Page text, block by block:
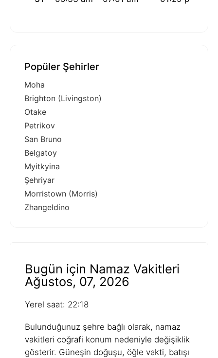
Popüler Şehirler
Moha
Brighton (Livingston)
Otake
Petrikov
San Bruno
Belgatoy
Myitkyina
Şehriyar
Morristown (Morris)
Zhangeldino
Bugün için Namaz Vakitleri
Ağustos, 07, 2026
Yerel saat: 22:18
Bulunduğunuz şehre bağlı olarak, namaz
vakitleri coğrafi konum nedeniyle değişiklik
gösterir. Güneşin doğuşu, öğle vakti, batışı